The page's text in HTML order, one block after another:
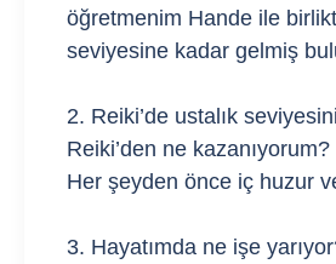
öğretmenim Hande ile
seviyesine kadar gelmiş
2. Reiki’de ustalık
Reiki’den ne kazanıyorum?
Her şeyden önce iç huzur
3. Hayatımda ne işe